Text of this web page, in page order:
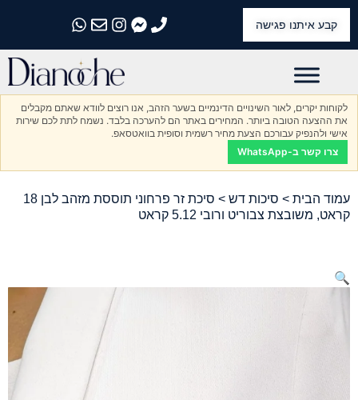
קבע איתנו פגישה
התקשרו אלינו
התקשרו אלינו
התקשרו אלינו
התקשרו אלינו
התקשרו אלינו
לקוחות יקרים, לאור השינויים הדינמיים בשער הזהב, אנו רוצים לוודא שאתם מקבלים
את ההצעה הטובה ביותר. המחירים באתר הם להערכה בלבד. נשמח לתת לכם שירות
אישי ולהנפיק עבורכם הצעת מחיר רשמית וסופית בוואטסאפ.
צרו קשר ב-WhatsApp
עמוד הבית > סיכות דש
> סיכת זר פרחוני תוססת מזהב לבן 18
קראט, משובצת צבוריט ורובי 5.12 קראט
🔍